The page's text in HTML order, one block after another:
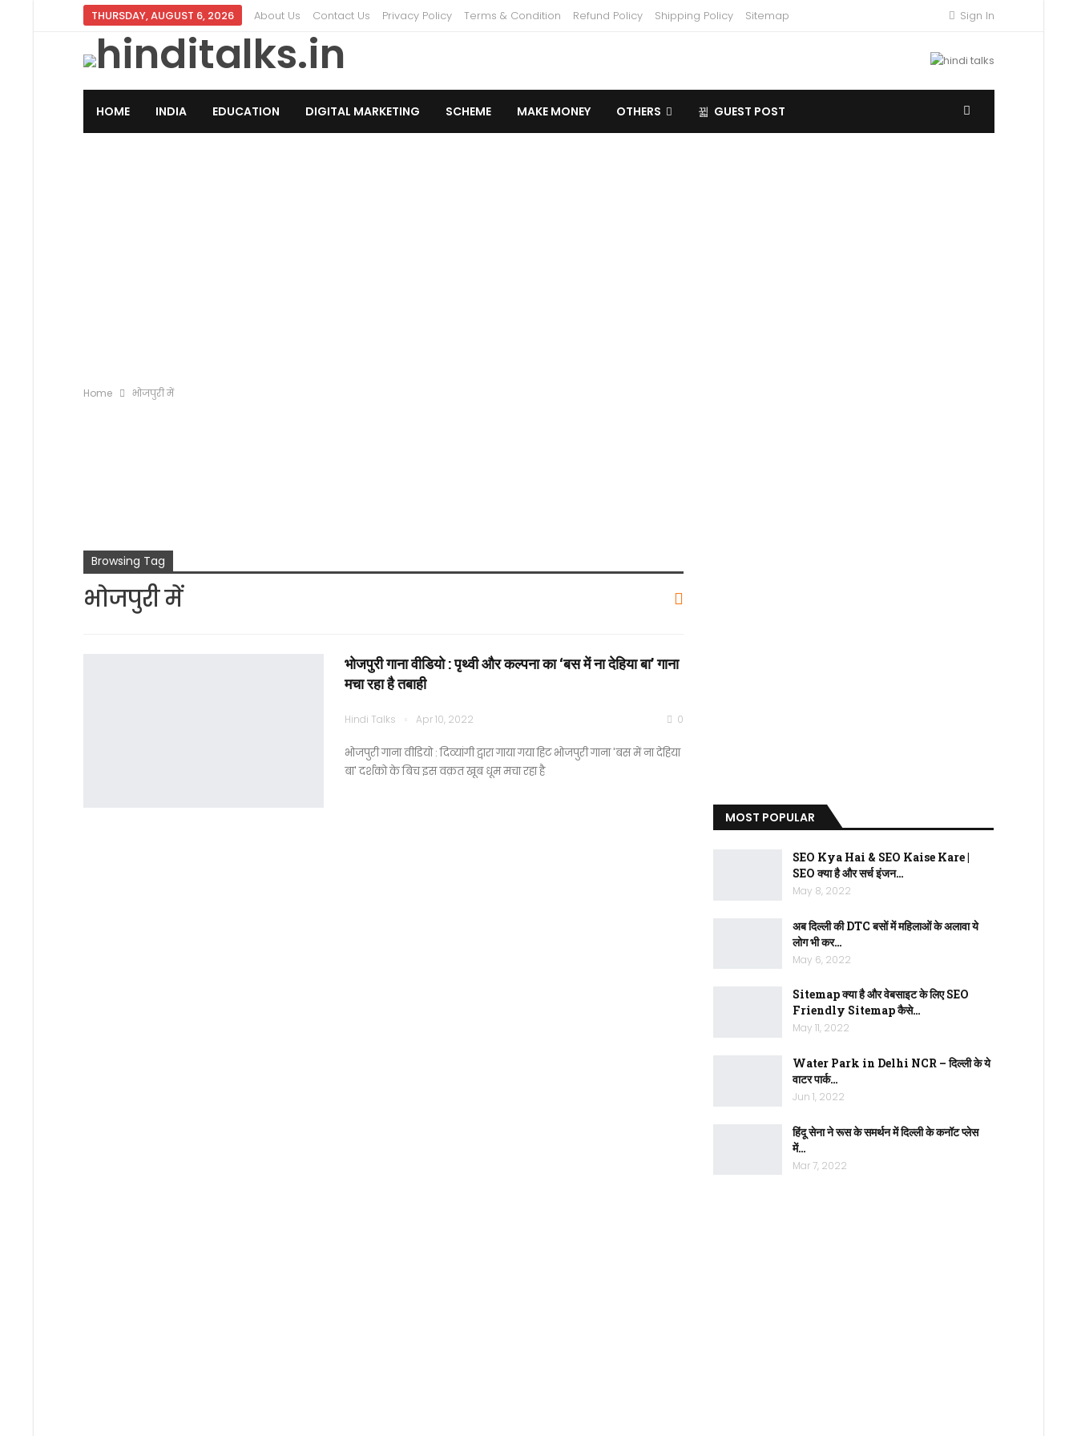
Sign In
THURSDAY, AUGUST 6, 2026 About Us Contact Us Privacy Policy Terms & Condition Refund Policy Shipping Policy Sitemap
HOME INDIA EDUCATION DIGITAL MARKETING SCHEME MAKE MONEY OTHERS GUEST POST
Home भोजपुरी में
Browsing Tag
भोजपुरी में
भोजपुरी गाना वीडियो : पृथ्वी और कल्पना का ‘बस में ना देहिया बा’ गाना
मचा रहा है तबाही
Hindi Talks Apr 10, 2022 0
भोजपुरी गाना वीडियो : दिव्यांगी द्वारा गाया गया हिट भोजपुरी गाना 'बस में ना देहिया
बा' दर्शको के बिच इस वक़त खूब धूम मचा रहा है
MOST POPULAR
SEO Kya Hai & SEO Kaise Kare |
SEO क्या है और सर्च इंजन…
May 8, 2022
अब दिल्ली की DTC बसों में महिलाओं के अलावा ये
लोग भी कर…
May 6, 2022
Sitemap क्या है और वेबसाइट के लिए SEO
Friendly Sitemap कैसे…
May 11, 2022
Water Park in Delhi NCR – दिल्ली के ये
वाटर पार्क…
Jun 1, 2022
हिंदू सेना ने रूस के समर्थन में दिल्ली के कनॉट प्लेस
में…
Mar 7, 2022